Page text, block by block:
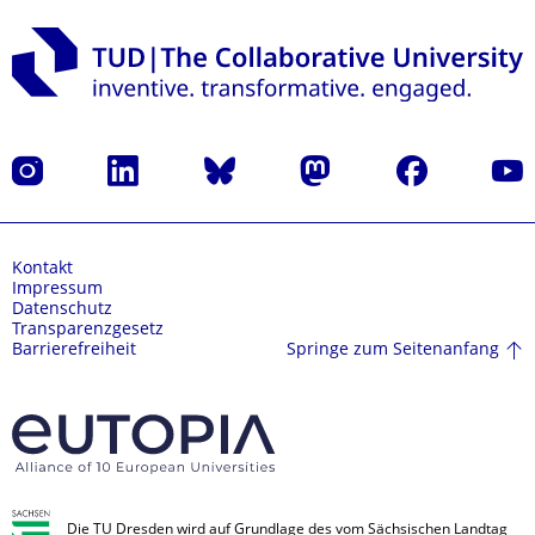
Instagram LinkedIn Bluesky Mastodon Facebook
Kontakt
Impressum
Datenschutz
Transparenzgesetz
Barrierefreiheit
Springe zum Seitenanfang
Die TU Dresden wird auf Grundlage des vom Sächsischen Landtag